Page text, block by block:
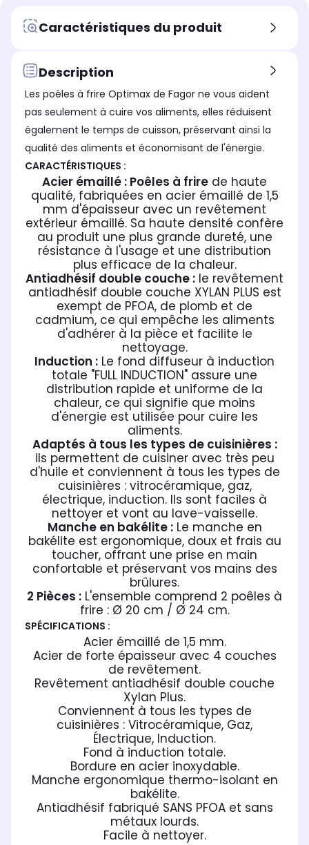
Couleur
Rouge
Batterie de poêles
Revêtement exterieur
Anti-adhésif
Particularité
Couleur
Rouge
Revêtement exterieur
Anti-adhésif
Particularité
-
Caractéristiques du produit
Description
Les poêles à frire Optimax de Fagor ne vous aident
pas seulement à cuire vos aliments, elles réduisent
également le temps de cuisson, préservant ainsi la
qualité des aliments et économisant de l'énergie.
CARACTÉRISTIQUES :
Acier émaillé : Poêles à frire de haute
qualité, fabriquées en acier émaillé de 1,5
mm d'épaisseur avec un revêtement
extérieur émaillé. Sa haute densité confère
au produit une plus grande dureté, une
résistance à l'usage et une distribution
plus efficace de la chaleur.
Antiadhésif double couche : le revêtement
antiadhésif double couche XYLAN PLUS est
exempt de PFOA, de plomb et de
cadmium, ce qui empêche les aliments
d'adhérer à la pièce et facilite le
nettoyage.
Induction : Le fond diffuseur à induction
totale "FULL INDUCTION" assure une
distribution rapide et uniforme de la
chaleur, ce qui signifie que moins
d'énergie est utilisée pour cuire les
aliments.
Adaptés à tous les types de cuisinières :
ils permettent de cuisiner avec très peu
d'huile et conviennent à tous les types de
cuisinières : vitrocéramique, gaz,
électrique, induction. Ils sont faciles à
nettoyer et vont au lave-vaisselle.
Manche en bakélite :Le manche en
bakélite est ergonomique, doux et frais au
toucher, offrant une prise en main
confortable et préservant vos mains des
brûlures.
2 Pièces : L'ensemble comprend 2 poêles à
frire : Ø 20 cm / Ø 24 cm.
SPÉCIFICATIONS :
Acier émaillé de 1,5 mm.
Acier de forte épaisseur avec 4 couches
de revêtement.
Revêtement antiadhésif double couche
Xylan Plus.
Conviennent à tous les types de
cuisinières : Vitrocéramique, Gaz,
Électrique, Induction.
Fond à induction totale.
Bordure en acier inoxydable.
Manche ergonomique thermo-isolant en
bakélite.
Antiadhésif fabriqué SANS PFOA et sans
métaux lourds.
Facile à nettoyer.